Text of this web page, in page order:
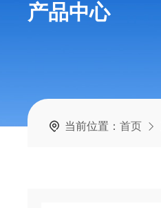
产品中心
当前位置：首页